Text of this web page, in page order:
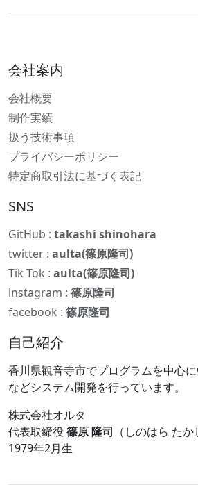
会社案内
会社概要
制作実績
扱う技術事項
プライバシーポリシー
特定商取引法に基づく表記
SNS
GitHub : takashi shinohara
twitter : aulta(篠原隆司)
Tik Tok : aulta(篠原隆司)
instagram : 篠原隆司
facebook : 篠原隆司
自己紹介
香川県観音寺市でプログラムを中心
などシステム開発を行っています。
株式会社オルタ
代表取締役 篠原 隆司 （しのはら たか
1979年2月生